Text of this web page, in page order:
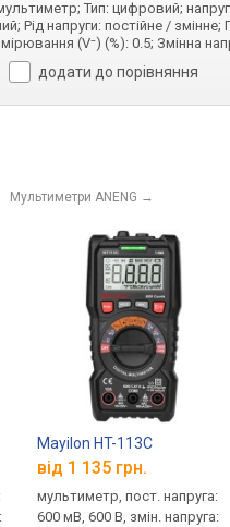
Тип: цифровий;
Рід напруги: постійне /
(V⁻) (%): 0.5; Змінна
додати до порівняння
Мультиметри ANENG →
Mayilon HT-113C
від 1 135 грн.
мультиметр, пост. напруга:
600 мВ, 600 В, змін. напруга: